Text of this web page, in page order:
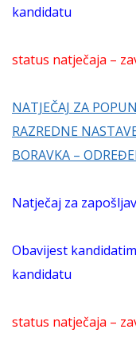
kandidatu
status natječaja –
NATJEČAJ ZA
RAZREDNE
BORAVKA –
Natječaj za
Obavijest
kandidatu
status natječaja –